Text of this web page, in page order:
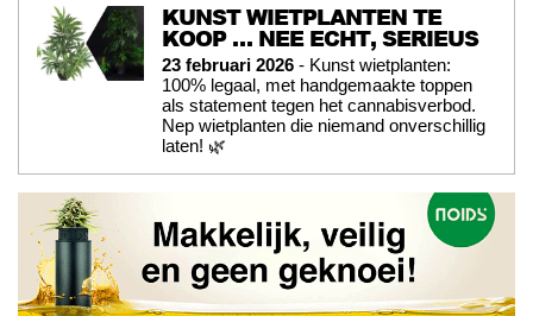
KUNST WIETPLANTEN TE
KOOP … NEE ECHT, SERIEUS
23 februari 2026 - Kunst wietplanten:
100% legaal, met handgemaakte toppen
als statement tegen het cannabisverbod.
Nep wietplanten die niemand onverschillig
laten! 🌿